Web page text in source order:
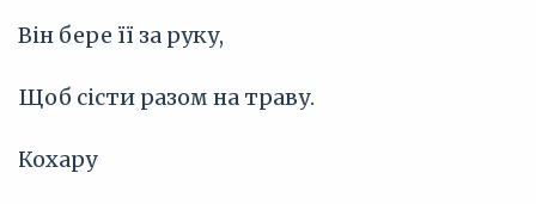
Він бере її за руку,
Щоб сісти разом на траву.
Кохару